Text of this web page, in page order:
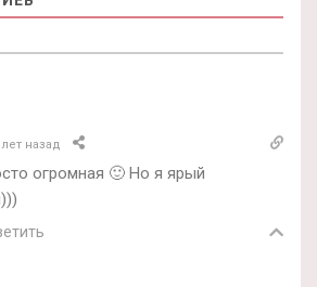
лет назад
огромная 🙂 Но я ярый